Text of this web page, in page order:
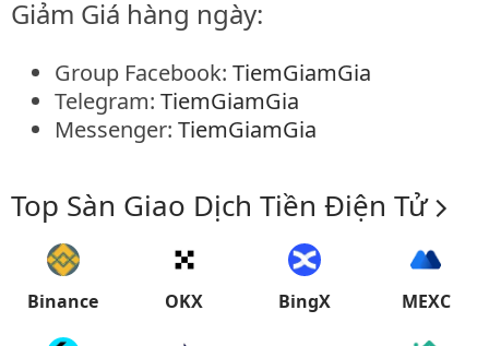
Giảm Giá hàng ngày:
Group Facebook: TiemGiamGia
Telegram: TiemGiamGia
Messenger: TiemGiamGia
Top Sàn Giao Dịch Tiền Điện Tử
Binance OKX BingX MEXC